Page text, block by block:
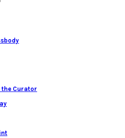
Curator